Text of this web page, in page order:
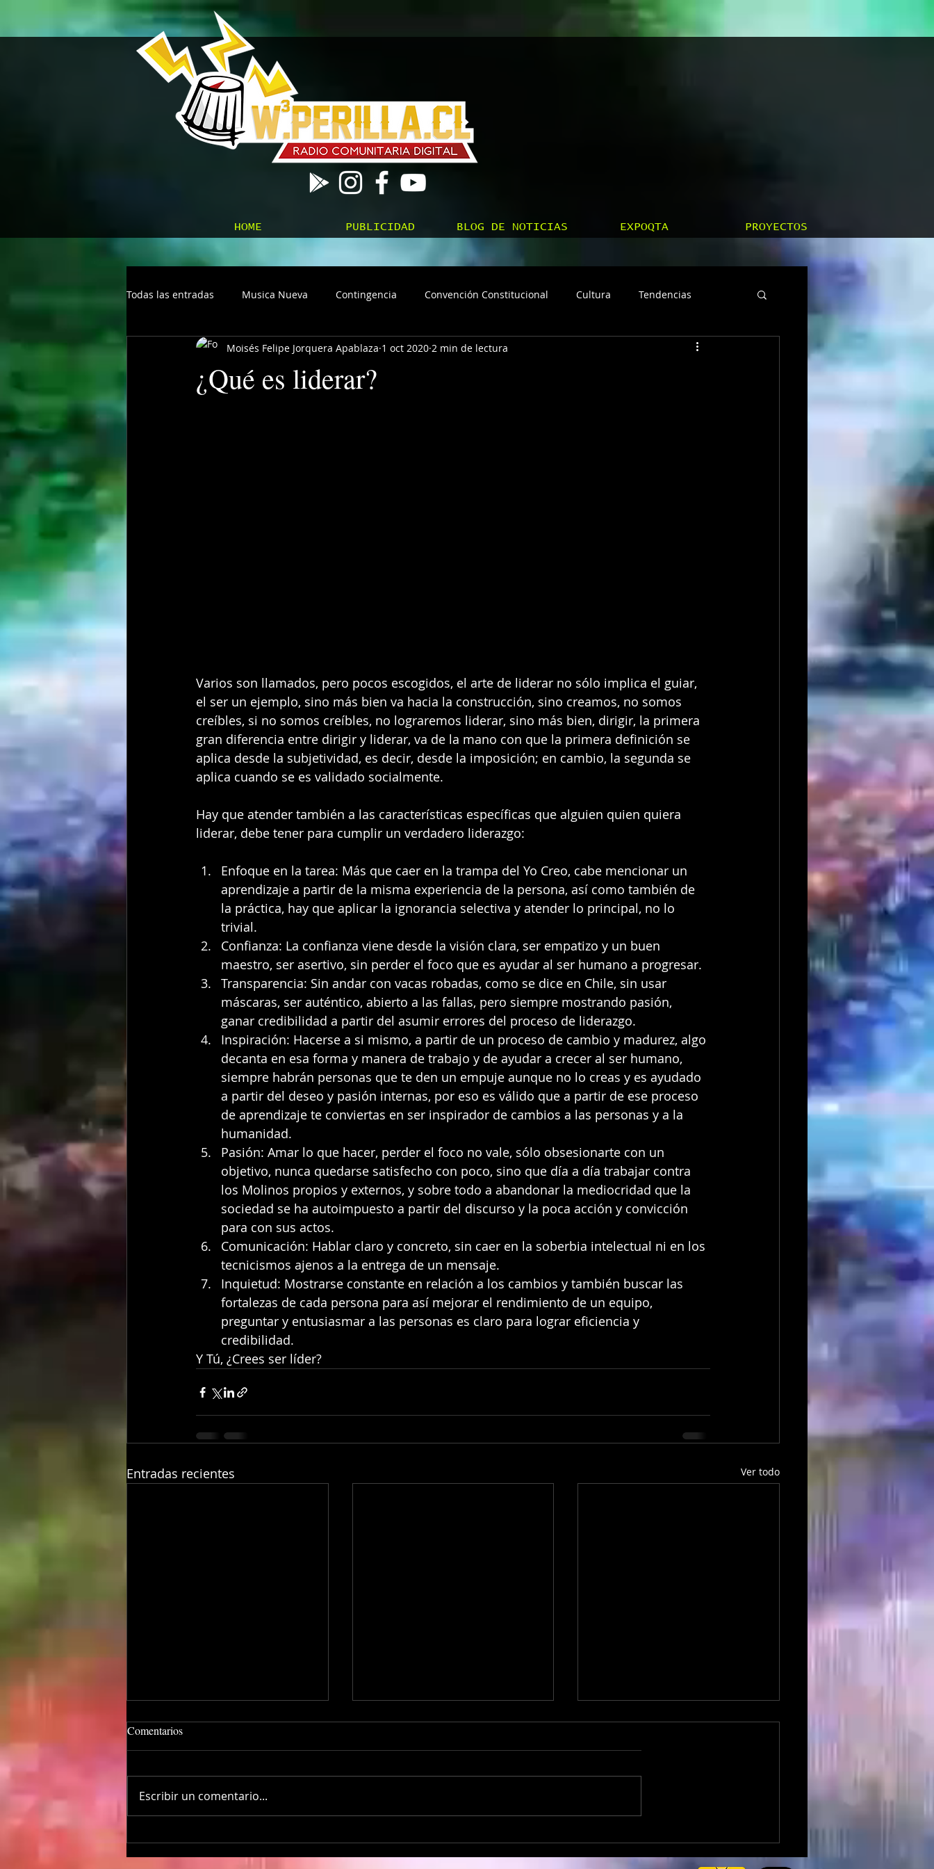
HOME PUBLICIDAD BLOG DE NOTICIAS EXPOQTA PROYECTOS
Todas las entradas Musica Nueva Contingencia Convención Constitucional Cultura Tendencias
¿Qué es liderar?
Moisés Felipe Jorquera Apablaza 1 oct 2020 2 min de lectura
Varios son llamados, pero pocos escogidos, el arte de liderar no sólo implica el guiar,
el ser un ejemplo, sino más bien va hacia la construcción, sino creamos, no somos
creíbles, si no somos creíbles, no lograremos liderar, sino más bien, dirigir, la primera
gran diferencia entre dirigir y liderar, va de la mano con que la primera definición se
aplica desde la subjetividad, es decir, desde la imposición; en cambio, la segunda se
aplica cuando se es validado socialmente.
Hay que atender también a las características específicas que alguien quien quiera
liderar, debe tener para cumplir un verdadero liderazgo:
Enfoque en la tarea: Más que caer en la trampa del Yo Creo, cabe mencionar un
aprendizaje a partir de la misma experiencia de la persona, así como también de
la práctica, hay que aplicar la ignorancia selectiva y atender lo principal, no lo
trivial.
Confianza: La confianza viene desde la visión clara, ser empatizo y un buen
maestro, ser asertivo, sin perder el foco que es ayudar al ser humano a progresar.
Transparencia: Sin andar con vacas robadas, como se dice en Chile, sin usar
máscaras, ser auténtico, abierto a las fallas, pero siempre mostrando pasión,
ganar credibilidad a partir del asumir errores del proceso de liderazgo.
Inspiración: Hacerse a si mismo, a partir de un proceso de cambio y madurez, algo
decanta en esa forma y manera de trabajo y de ayudar a crecer al ser humano,
siempre habrán personas que te den un empuje aunque no lo creas y es ayudado
a partir del deseo y pasión internas, por eso es válido que a partir de ese proceso
de aprendizaje te conviertas en ser inspirador de cambios a las personas y a la
humanidad.
Pasión: Amar lo que hacer, perder el foco no vale, sólo obsesionarte con un
objetivo, nunca quedarse satisfecho con poco, sino que día a día trabajar contra
los Molinos propios y externos, y sobre todo a abandonar la mediocridad que la
sociedad se ha autoimpuesto a partir del discurso y la poca acción y convicción
para con sus actos.
Comunicación: Hablar claro y concreto, sin caer en la soberbia intelectual ni en los
tecnicismos ajenos a la entrega de un mensaje.
Inquietud: Mostrarse constante en relación a los cambios y también buscar las
fortalezas de cada persona para así mejorar el rendimiento de un equipo,
preguntar y entusiasmar a las personas es claro para lograr eficiencia y
credibilidad.
Y Tú, ¿Crees ser líder?
Entradas recientes Ver todo
El diputado que trabaja desde el
aeropuerto
Comentarios
Escribir un comentario...